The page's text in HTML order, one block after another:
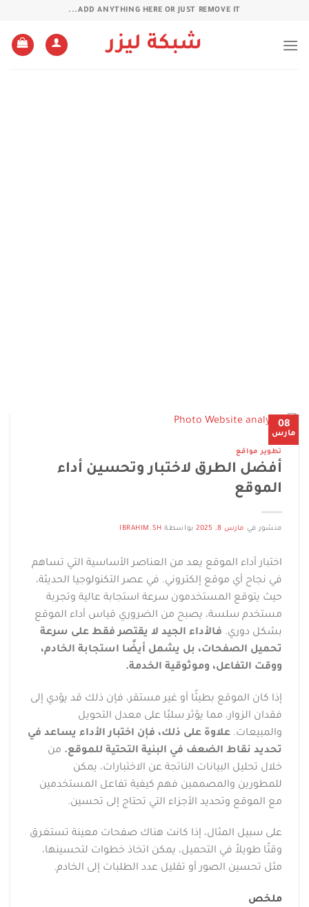
ADD ANYTHING HERE OR JUST REMOVE IT...
شبكة ليزر
08
مارس
تطوير مواقع
أفضل الطرق لاختبار وتحسين أداء
الموقع
منشور في مارس 8, 2025 بواسطة IBRAHIM.SH
اختبار أداء الموقع يعد من العناصر الأساسية التي تساهم
في نجاح أي موقع إلكتروني. في عصر التكنولوجيا الحديثة،
حيث يتوقع المستخدمون سرعة استجابة عالية وتجربة
مستخدم سلسة، يصبح من الضروري قياس أداء الموقع
بشكل دوري. فالأداء الجيد لا يقتصر فقط على سرعة
تحميل الصفحات، بل يشمل أيضًا استجابة الخادم،
ووقت التفاعل، وموثوقية الخدمة.
إذا كان الموقع بطيئًا أو غير مستقر، فإن ذلك قد يؤدي إلى
فقدان الزوار، مما يؤثر سلبًا على معدل التحويل
والمبيعات. علاوة على ذلك، فإن اختبار الأداء يساعد في
تحديد نقاط الضعف في البنية التحتية للموقع. من
خلال تحليل البيانات الناتجة عن الاختبارات، يمكن
للمطورين والمصممين فهم كيفية تفاعل المستخدمين
مع الموقع وتحديد الأجزاء التي تحتاج إلى تحسين.
على سبيل المثال، إذا كانت هناك صفحات معينة تستغرق
وقتًا طويلاً في التحميل، يمكن اتخاذ خطوات لتحسينها،
مثل تحسين الصور أو تقليل عدد الطلبات إلى الخادم.
ملخص